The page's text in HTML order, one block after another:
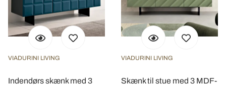
VIADURINI LIVING
Indendørs skænk med 3
VIADURINI LIVING
Skænk til stue med 3 MDF-